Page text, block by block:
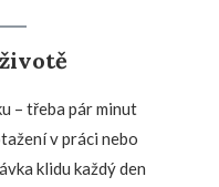
– třeba pár minut
v práci nebo
klidu každý den